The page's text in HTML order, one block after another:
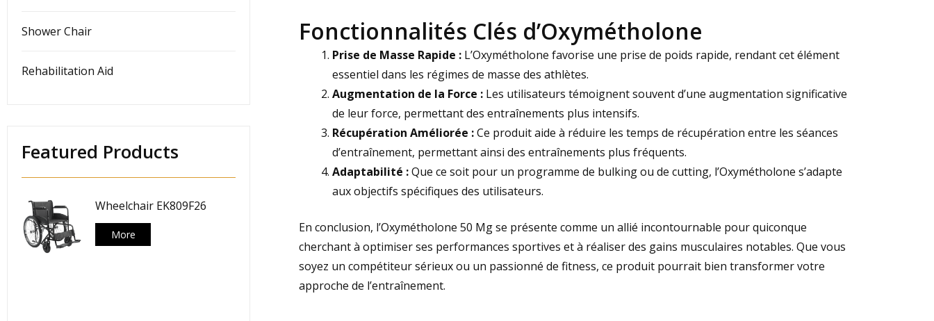
Shower Chair
Rehabilitation Aid
Featured Products
Wheelchair EK809F26
More
Fonctionnalités Clés d’Oxymétholone
Prise de Masse Rapide : L’Oxymétholone favorise une prise de poids rapide, rendant cet élément
essentiel dans les régimes de masse des athlètes.
Augmentation de la Force : Les utilisateurs témoignent souvent d’une augmentation significative
de leur force, permettant des entraînements plus intensifs.
Récupération Améliorée :Ce produit aide à réduire les temps de récupération entre les séances
d’entraînement, permettant ainsi des entraînements plus fréquents.
Adaptabilité :Que ce soit pour un programme de bulking ou de cutting, l’Oxymétholone s’adapte
aux objectifs spécifiques des utilisateurs.
En conclusion, l’Oxymétholone 50 Mg se présente comme un allié incontournable pour quiconque
cherchant à optimiser ses performances sportives et à réaliser des gains musculaires notables. Que vous
soyez un compétiteur sérieux ou un passionné de fitness, ce produit pourrait bien transformer votre
approche de l’entraînement.